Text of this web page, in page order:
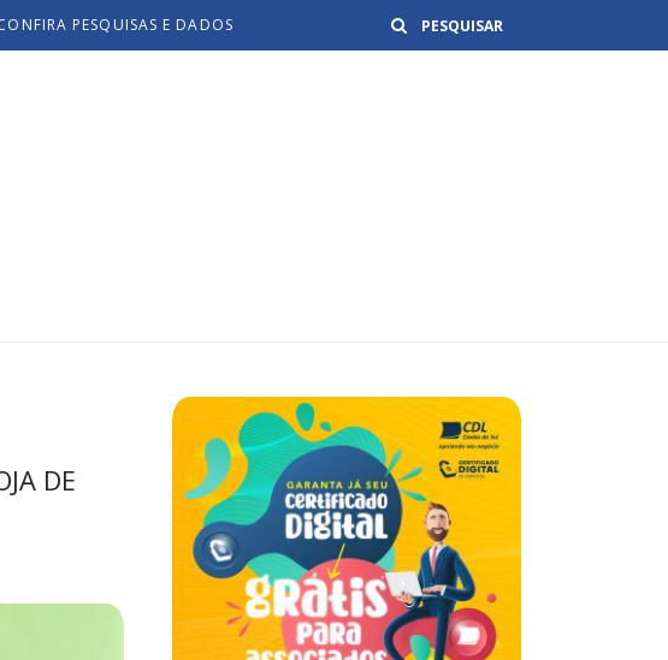
PESQUISAS E DADOS Buscar
DE